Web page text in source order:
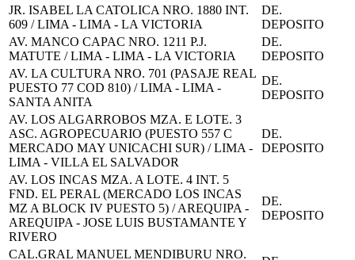
JR. ISABEL LA CATOLICA NRO. 1880 INT.
609 / LIMA - LIMA - LA VICTORIA
DE.
DEPOSITO
AV. MANCO CAPAC NRO. 1211 P.J.
MATUTE / LIMA - LIMA - LA VICTORIA
DE.
DEPOSITO
AV. LA CULTURA NRO. 701 (PASAJE REAL
PUESTO 77 COD 810) / LIMA - LIMA -
SANTA ANITA
DE.
DEPOSITO
AV. LOS ALGARROBOS MZA. E LOTE. 3
ASC. AGROPECUARIO (PUESTO 557 C
MERCADO MAY UNICACHI SUR) / LIMA -
LIMA - VILLA EL SALVADOR
DE.
DEPOSITO
AV. LOS INCAS MZA. A LOTE. 4 INT. 5
FND. EL PERAL (MERCADO LOS INCAS
MZ A BLOCK IV PUESTO 5) / AREQUIPA -
AREQUIPA - JOSE LUIS BUSTAMANTE Y
RIVERO
DE.
DEPOSITO
CAL.GRAL MANUEL MENDIBURU NRO.